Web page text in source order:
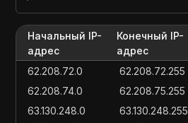
Начальный IP-
адрес
Конечный IP-
адрес
62.208.72.0 62.208.72.255
62.208.74.0
62.208.75.255
63.130.248.0
63.130.248.255